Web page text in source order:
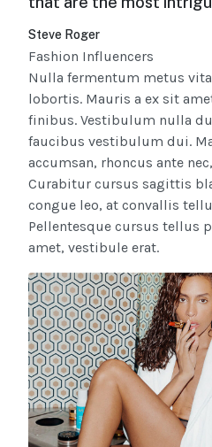
Steve Roger
Fashion Influencers
Nulla fermentum metus
lobortis. Mauris a ex sit
finibus. Vestibulum nulla
faucibus vestibulum dui.
accumsan, rhoncus ante
Curabitur cursus sagittis
congue leo, at convallis
Pellentesque cursus tellus
amet, vestibule erat.